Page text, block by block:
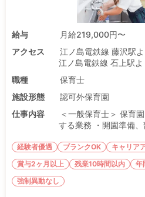
給与
月給219,000円〜
アクセス
江ノ島電鉄線 藤沢駅
江ノ島電鉄線 石上駅
職種
保育士
施設形態
認可外保育園
仕事内容
＜一般保育士＞ 保育
する業務 ・開園準備
経験者優遇 ブランクOK キャリア
賞与2ヶ月以上
残業10時間以内
年
強制異動なし